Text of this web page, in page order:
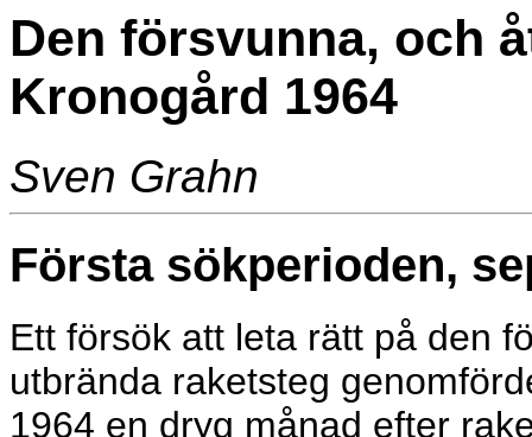
Den försvunna, och
Kronogård 1964
Sven Grahn
Första sökperioden,
Ett försök att leta rätt på den
utbrända raketsteg
1964 en dryg månad efter